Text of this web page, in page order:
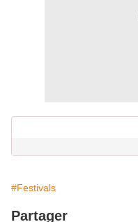
#Festivals
Partager